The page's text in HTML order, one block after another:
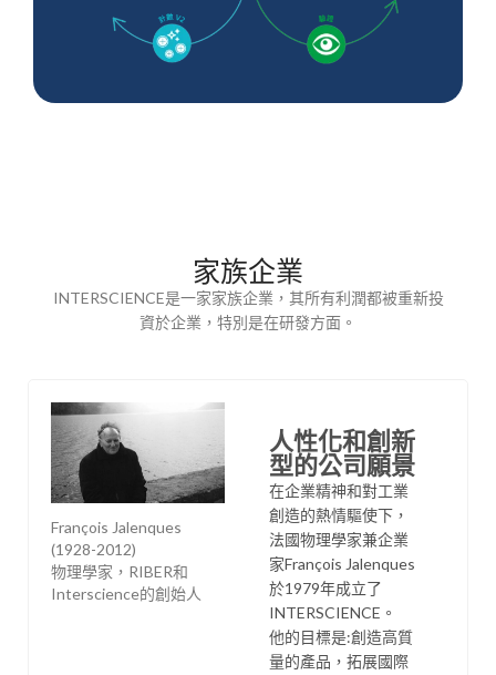
家族企業
INTERSCIENCE是一家家族企業，其所有利潤都被重新投
資於企業，特別是在研發方面。
François Jalenques
(1928-2012)
物理學家，RIBER和
Interscience的創始人
人性化和創新
型的公司願景
在企業精神和對工業
創造的熱情驅使下，
法國物理學家兼企業
家François Jalenques
於1979年成立了
INTERSCIENCE。
他的目標是:創造高質
量的產品，拓展國際